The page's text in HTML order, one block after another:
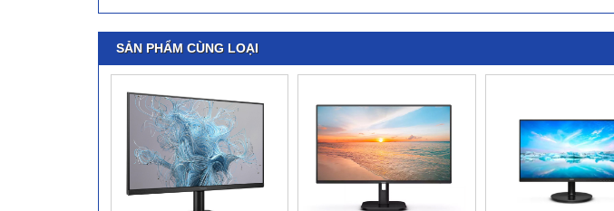
SẢN PHẨM CÙNG LOẠI